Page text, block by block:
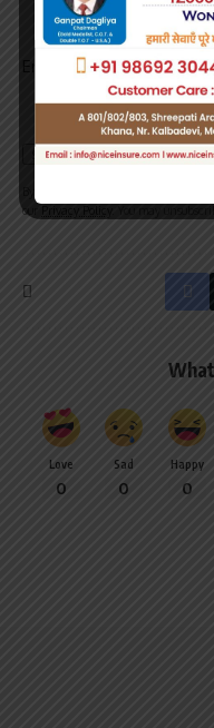
straight to your
Email address:
our
Love
0
Sad
0
Happy
0